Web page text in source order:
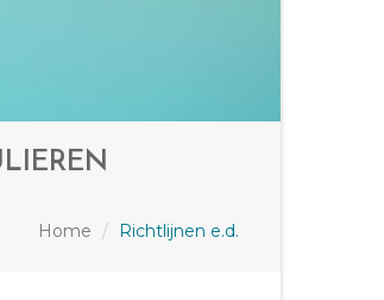
Home Richtlijnen e.d.